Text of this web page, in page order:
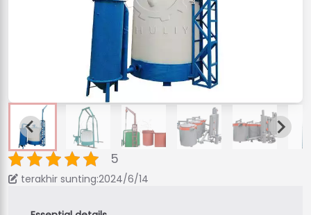
5
terakhir sunting:2024/6/14